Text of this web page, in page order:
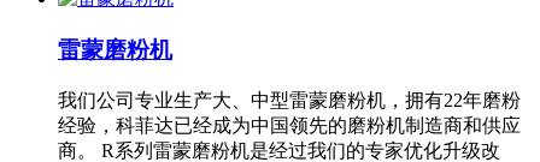
雷蒙磨粉机
我们公司专业生产大、中型雷蒙磨粉机，拥有22年磨粉
经验，科菲达已经成为中国领先的磨粉机制造商和供应
商。 R系列雷蒙磨粉机是经过我们的专家优化升级改